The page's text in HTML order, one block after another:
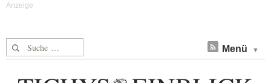
Suche nach: Menü